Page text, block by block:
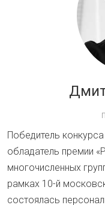
Победитель
обладатель премии
многочисленных
рамках 10-й
состоялась